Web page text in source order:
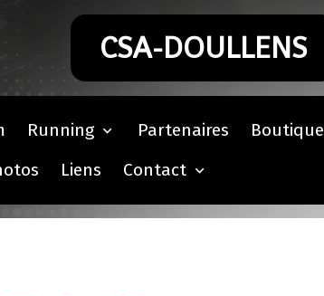
CSA-DOULLENS
Running Partenaires Boutique
Liens Contact